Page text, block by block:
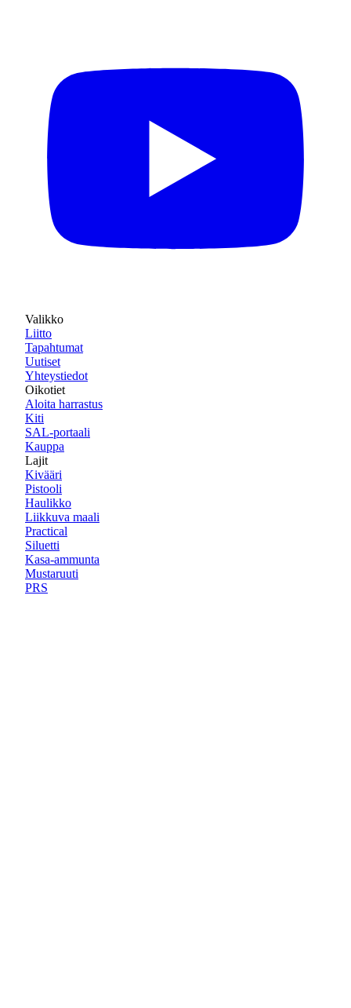
Valikko
Liitto
Tapahtumat
Uutiset
Yhteystiedot
Oikotiet
Aloita harrastus
Kiti
SAL-portaali
Kauppa
Lajit
Kivääri
Pistooli
Haulikko
Liikkuva maali
Practical
Siluetti
Kasa-ammunta
Mustaruuti
PRS